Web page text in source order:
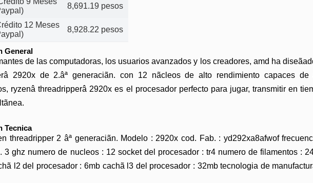
8,691.19 pesos
12 Meses
8,928.22 pesos
General
de las computadoras, los usuarios avanzados y los creadores, amd ha
2920x de 2.âª generaciãn. con 12 nãcleos de alto rendimiento capaces
ryzenâ threadripperâ 2920x es el procesador perfecto para jugar, transmitir en
Tecnica
threadripper 2 âª generaciãn. Modelo : 2920x cod. Fab. : yd292xa8afwof
3 ghz numero de nucleos : 12 socket del procesador : tr4 numero de filamentos :
l2 del procesador : 6mb cachã l3 del procesador : 32mb tecnologia de